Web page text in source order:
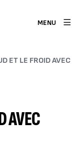
MENU
ET LE FROID AVEC
AVEC